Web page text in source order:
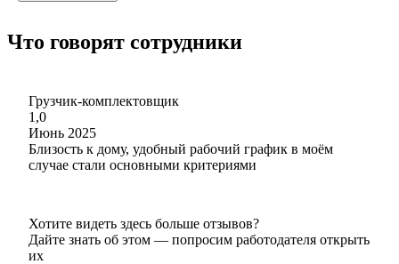
Что говорят сотрудники
Грузчик-комплектовщик
1,0
Июнь 2025
Близость к дому, удобный рабочий график в моём
случае стали основными критериями
Хотите видеть здесь больше отзывов?
Дайте знать об этом — попросим работодателя открыть
их